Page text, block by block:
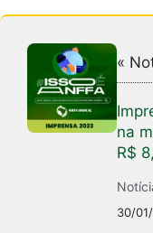
«
na
R$
30/